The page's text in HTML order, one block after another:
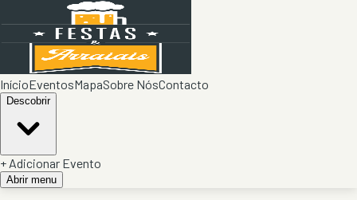
InícioEventosMapaSobre NósContacto
Descobrir
+ Adicionar Evento
Abrir menu